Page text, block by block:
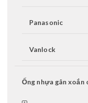
Panasonic
Vanlock
Ống nhựa gân xoắn